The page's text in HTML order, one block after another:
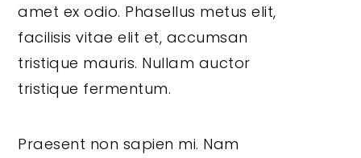
amet ex odio. Phasellus metus elit,
facilisis vitae elit et, accumsan
tristique mauris. Nullam auctor
tristique fermentum.
Praesent non sapien mi. Nam